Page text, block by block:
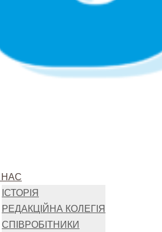
ІСТОРІЯ
РЕДАКЦІЙНА КОЛЕГІЯ
СПІВРОБІТНИКИ